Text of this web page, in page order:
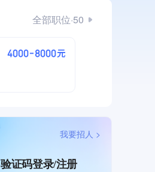
全部职位·50
4000-8000元
验证码登录/注册
我要招人 >